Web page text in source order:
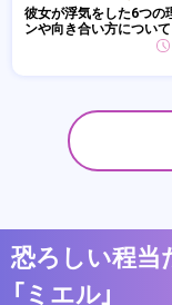
彼女が浮気をした6つの
ンや向き合い方につい
恐ろしい程当
「ミエル」